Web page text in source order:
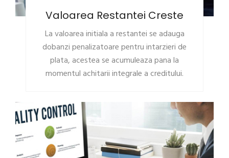
Valoarea Restantei Creste
La valoarea initiala a restantei se adauga
dobanzi penalizatoare pentru intarzieri de
plata, acestea se acumuleaza pana la
momentul achitarii integrale a creditului.